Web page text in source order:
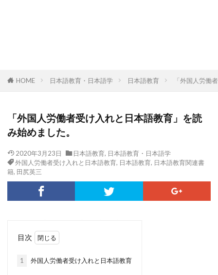
HOME 日本語教育・日本語学 日本語教育 「外国人労働
「外国人労働者受け入れと日本語教育」を読
み始めました。
2020年3月23日 日本語教育, 日本語教育・日本語学
外国人労働者受け入れと日本語教育, 日本語教育, 日本語教育関連書
籍, 田尻英三
目次
1 外国人労働者受け入れと日本語教育